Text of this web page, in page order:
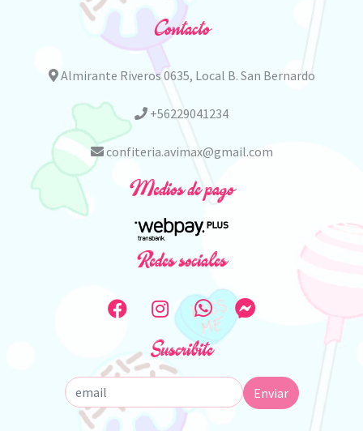
Contacto
Almirante Riveros 0635, Local B. San Bernardo
+56229041234
confiteria.avimax@gmail.com
Medios de pago
Redes sociales
Suscribite
Enviar